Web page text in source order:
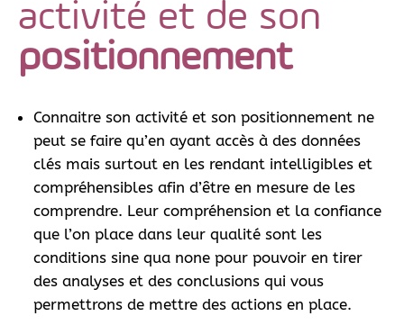
positionnement
Connaitre son activité et son positionnement ne
peut se faire qu’en ayant accès à des données
clés mais surtout en les rendant intelligibles et
compréhensibles afin d’être en mesure de les
comprendre. Leur compréhension et la confiance
que l’on place dans leur qualité sont les
conditions sine qua none pour pouvoir en tirer
des analyses et des conclusions qui vous
permettrons de mettre des actions en place.